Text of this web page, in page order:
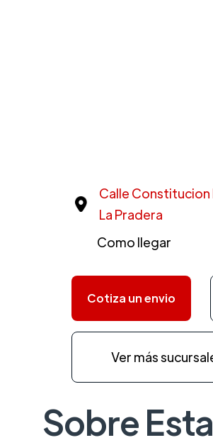
Calle Constitucion
La Pradera
Como llegar
Cotiza un envio
Ver más
Sobre